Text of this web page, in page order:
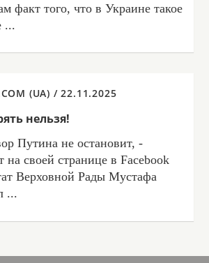
факт того, что в Украине такое
...
(UA) /22.11.2025
нельзя!
Путина не остановит, -
на своей странице в Facebook
Верховной Рады Мустафа
...